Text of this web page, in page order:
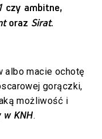
czy ambitne,
oraz Sirat.
albo macie ochotę
gorączki,
możliwość i
w KNH.